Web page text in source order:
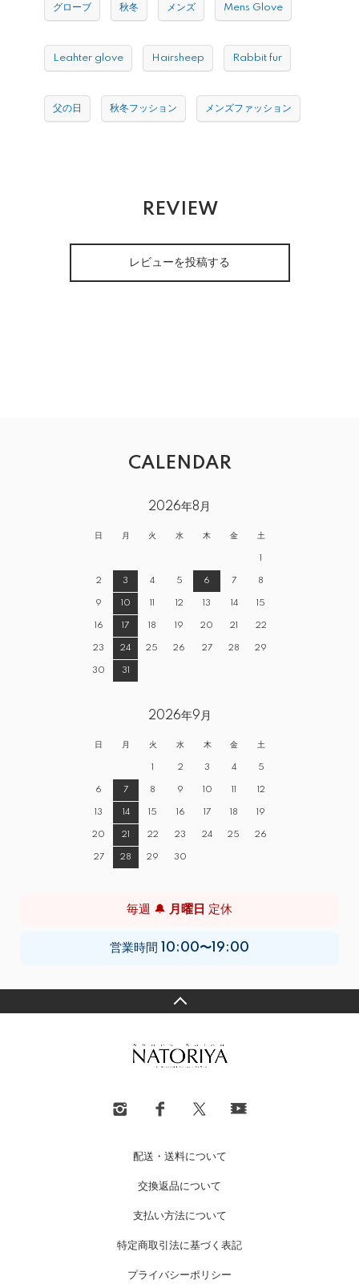
グローブ 秋冬 メンズ Mens Glove
Leahter glove Hairsheep Rabbit fur
父の日 秋冬フッション メンズファッション
REVIEW
レビューを投稿する
CALENDAR
2026年8月
日 月 火 水 木 金 土
1
2 3 4 5 6 7 8
9 10 11 12 13 14 15
16 17 18 19 20 21 22
23 24 25 26 27 28 29
30 31
2026年9月
日 月 火 水 木 金 土
1 2 3 4 5
6 7 8 9 10 11 12
13 14 15 16 17 18 19
20 21 22 23 24 25 26
27 28 29 30
毎週 🔔 月曜日 定休
営業時間 10:00〜19:00
配送・送料について
交換返品について
支払い方法について
特定商取引法に基づく表記
プライバシーポリシー